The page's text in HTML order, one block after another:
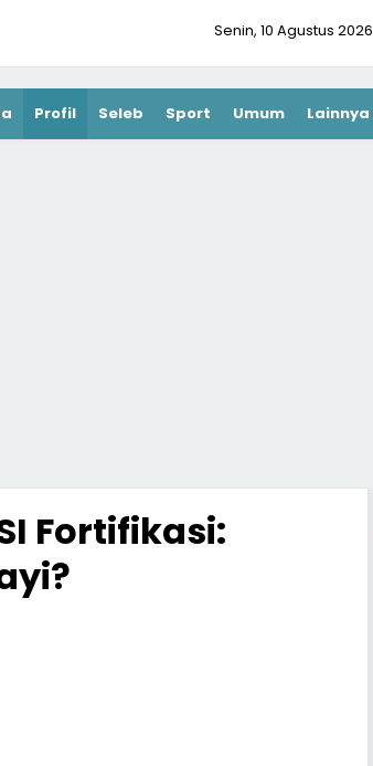
Senin, 10 Agustus 2026
Profil Seleb Sport Umum Lainnya
Fortifikasi: